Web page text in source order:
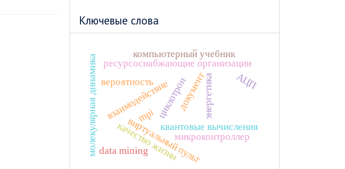
Ключевые слова
квантовые вычисления
взаимодействие энергетика
виртуальный пульт
молекулярная динамика mpi
ресурсоснабжающие организации
качество жизни
документ
data mining
компьютерный учебник
циклотрон АЦП
микроконтроллер
вероятность